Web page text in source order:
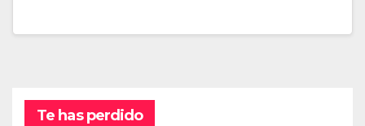
Te has perdido